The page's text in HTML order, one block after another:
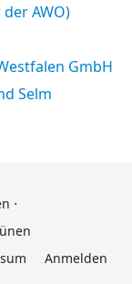
AWO)
GmbH
Selm
⋅
Anmelden